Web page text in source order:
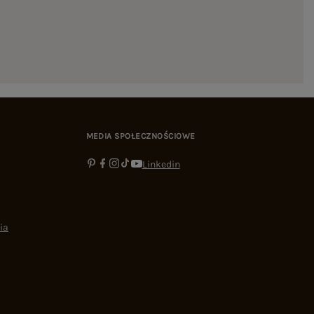
MEDIA SPOŁECZNOŚCIOWE
Linkedin